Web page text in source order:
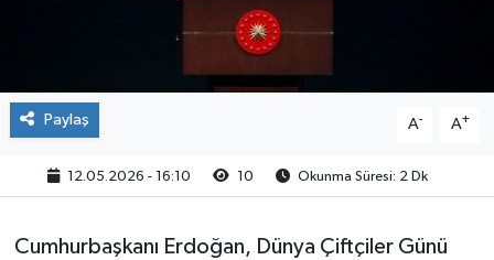
Paylaş A- A+
12.05.2026 - 16:10 10 Okunma Süresi: 2 Dk
Cumhurbaşkanı Erdoğan, Dünya Çiftçiler Günü